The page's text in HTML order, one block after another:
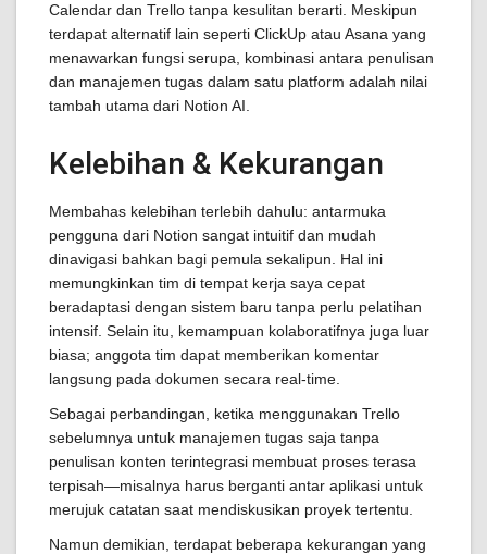
Calendar dan Trello tanpa kesulitan berarti. Meskipun
terdapat alternatif lain seperti ClickUp atau Asana yang
menawarkan fungsi serupa, kombinasi antara penulisan
dan manajemen tugas dalam satu platform adalah nilai
tambah utama dari Notion AI.
Kelebihan & Kekurangan
Membahas kelebihan terlebih dahulu: antarmuka
pengguna dari Notion sangat intuitif dan mudah
dinavigasi bahkan bagi pemula sekalipun. Hal ini
memungkinkan tim di tempat kerja saya cepat
beradaptasi dengan sistem baru tanpa perlu pelatihan
intensif. Selain itu, kemampuan kolaboratifnya juga luar
biasa; anggota tim dapat memberikan komentar
langsung pada dokumen secara real-time.
Sebagai perbandingan, ketika menggunakan Trello
sebelumnya untuk manajemen tugas saja tanpa
penulisan konten terintegrasi membuat proses terasa
terpisah—misalnya harus berganti antar aplikasi untuk
merujuk catatan saat mendiskusikan proyek tertentu.
Namun demikian, terdapat beberapa kekurangan yang